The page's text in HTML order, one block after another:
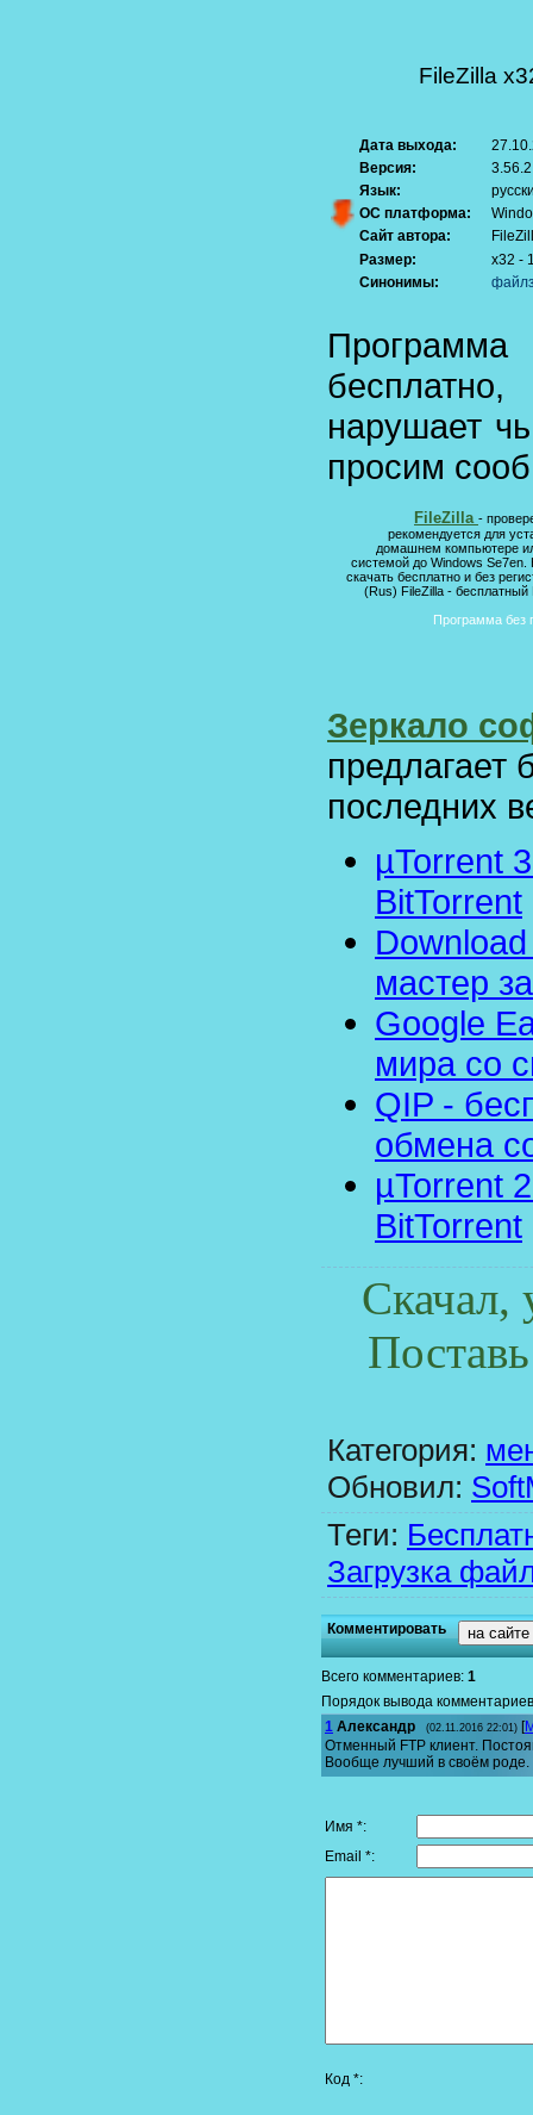
FileZilla
Дата выхода:
Версия:
3.56.2
Язык:
ОС платформа:
Сайт автора:
Размер:
x32 -
Синонимы:
нарушает
просим
FileZilla -
рекомендуется для
домашнем компьютере
системой до Windows
скачать бесплатно и без
(Rus) FileZilla -
Программа без
Зеркало
предлагает
последних
µTorrent
BitTorrent
мастер
Google
мира со
QIP -
обмена
µTorrent
BitTorrent
Скачал,
Категория:
Обновил:
Теги:
Загрузка
Комментировать на сайте
Всего комментариев: 1
Порядок вывода
1 Александр (02.11.2016 22:01) [
Отменный FTP клиент.
Вообще лучший в своём роде.
Имя *:
Email *:
Код *: